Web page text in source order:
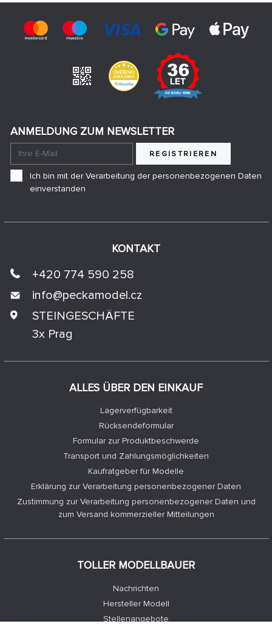
ALLES ÜBER DEN EINKAUF
Lagerverfügbarkeit
Rücksendeformular
Formular zur Produktbeschwerde
Transport und Zahlungsmöglichkeiten
Kaufratgeber für Modelle
Erklärung zur Verarbeitung personenbezogener Daten
Zustimmung zur Verarbeitung personenbezogener Daten und
zum Versand kommerzieller Mitteilungen
TOLLER MODELLBAUER
Nachrichten
Hersteller Modell
Stellenangebote
KONTAKT
+420 774 590 258
info@peckamodel.cz
STEINGESCHÄFTE
3x Prag
ANMELDUNG ZUM NEWSLETTER
REGISTRIEREN
Ich bin mit der Verarbeitung der personenbezogenen Daten
einverstanden